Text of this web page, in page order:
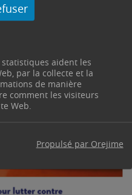
aident les
par la collecte et la
de manière
comment les visiteurs
Web.
Propulsé par Orejime